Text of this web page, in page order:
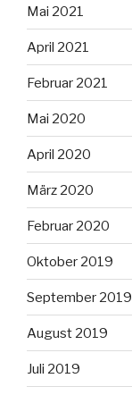
Mai 2021
April 2021
Februar 2021
Mai 2020
April 2020
März 2020
Februar 2020
Oktober 2019
September 2019
August 2019
Juli 2019